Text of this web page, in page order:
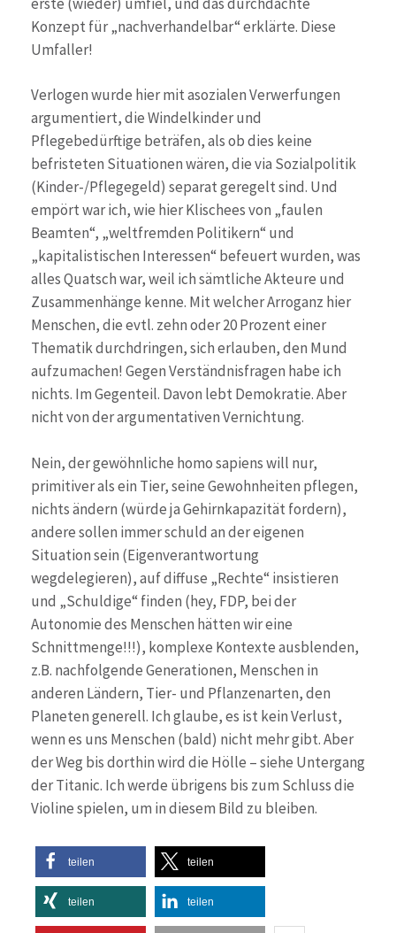
Konzept für „nachverhandelbar“ erklärte. Diese
Umfaller!
Verlogen wurde hier mit asozialen Verwerfungen
argumentiert, die Windelkinder und
Pflegebedürftige beträfen, als ob dies keine
befristeten Situationen wären, die via Sozialpolitik
(Kinder-/Pflegegeld) separat geregelt sind. Und
empört war ich, wie hier Klischees von „faulen
Beamten“, „weltfremden Politikern“ und
„kapitalistischen Interessen“ befeuert wurden, was
alles Quatsch war, weil ich sämtliche Akteure und
Zusammenhänge kenne. Mit welcher Arroganz hier
Menschen, die evtl. zehn oder 20 Prozent einer
Thematik durchdringen, sich erlauben, den Mund
aufzumachen! Gegen Verständnisfragen habe ich
nichts. Im Gegenteil. Davon lebt Demokratie. Aber
nicht von der argumentativen Vernichtung.
Nein, der gewöhnliche homo sapiens will nur,
primitiver als ein Tier, seine Gewohnheiten pflegen,
nichts ändern (würde ja Gehirnkapazität fordern),
andere sollen immer schuld an der eigenen
Situation sein (Eigenverantwortung
wegdelegieren), auf diffuse „Rechte“ insistieren
und „Schuldige“ finden (hey, FDP, bei der
Autonomie des Menschen hätten wir eine
Schnittmenge!!!), komplexe Kontexte ausblenden,
z.B. nachfolgende Generationen, Menschen in
anderen Ländern, Tier- und Pflanzenarten, den
Planeten generell. Ich glaube, es ist kein Verlust,
wenn es uns Menschen (bald) nicht mehr gibt. Aber
der Weg bis dorthin wird die Hölle – siehe Untergang
der Titanic. Ich werde übrigens bis zum Schluss die
Violine spielen, um in diesem Bild zu bleiben.
teilen teilen
teilen teilen